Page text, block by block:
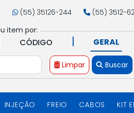
(55) 35126-244 (55) 3512-
item por:
CÓDIGO | GERAL
Limpar Buscar
INJEÇÃO FREIO CABOS KIT